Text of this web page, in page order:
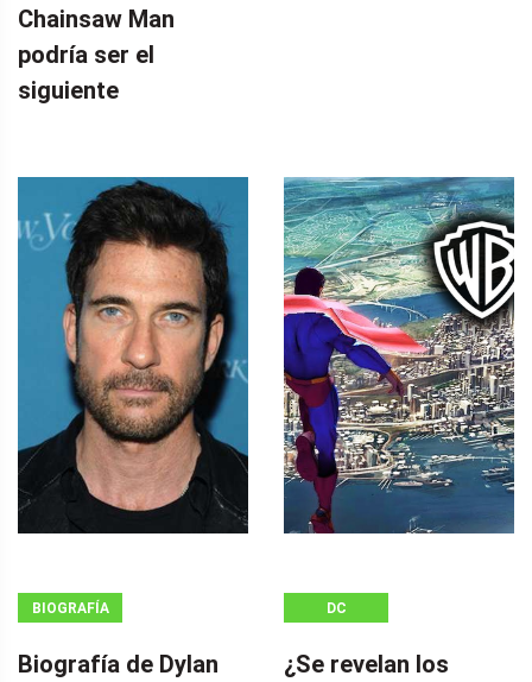
Chainsaw Man
podría ser el
siguiente
BIOGRAFÍA
Biografía de Dylan
DC
¿Se revelan los